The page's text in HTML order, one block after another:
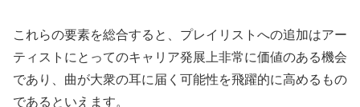
これらの要素を総合すると、プレイリストへの追加はアー
ティストにとってのキャリア発展上非常に価値のある機会
であり、曲が大衆の耳に届く可能性を飛躍的に高めるもの
であるといえます。